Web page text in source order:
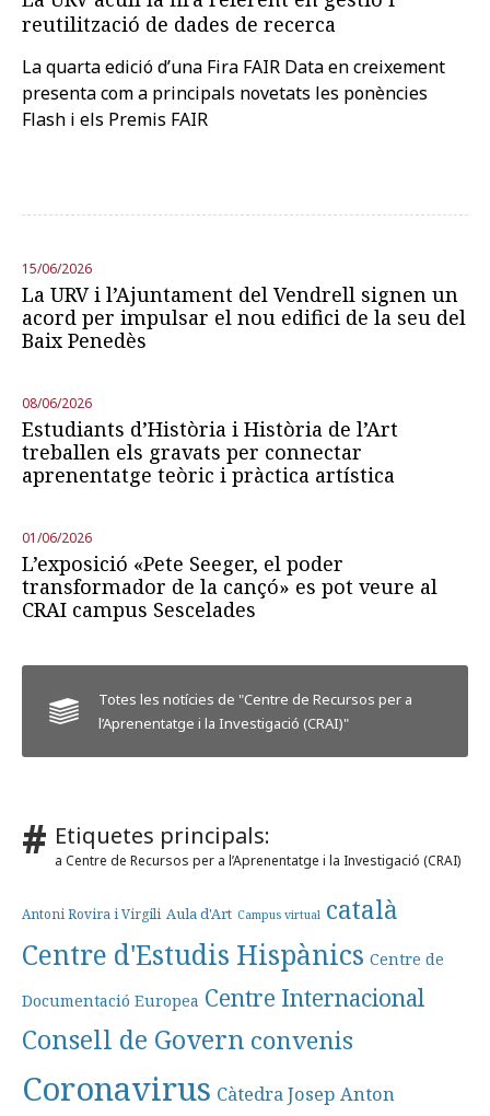
reutilització de dades de recerca
La quarta edició d’una Fira FAIR Data en creixement
presenta com a principals novetats les ponències
Flash i els Premis FAIR
15/06/2026
La URV i l’Ajuntament del Vendrell signen un
acord per impulsar el nou edifici de la seu del
Baix Penedès
08/06/2026
Estudiants d’Història i Història de l’Art
treballen els gravats per connectar
aprenentatge teòric i pràctica artística
01/06/2026
L’exposició «Pete Seeger, el poder
transformador de la cançó» es pot veure al
CRAI campus Sescelades
Totes les notícies de "Centre de Recursos per a
l’Aprenentatge i la Investigació (CRAI)"
Etiquetes principals:
a Centre de Recursos per a l’Aprenentatge i la Investigació (CRAI)
Antoni Rovira i Virgili Aula d'Art Campus virtual català
Centre d'Estudis Hispànics Centre de
Documentació Europea Centre Internacional
Consell de Govern convenis
Coronavirus Càtedra Josep Anton